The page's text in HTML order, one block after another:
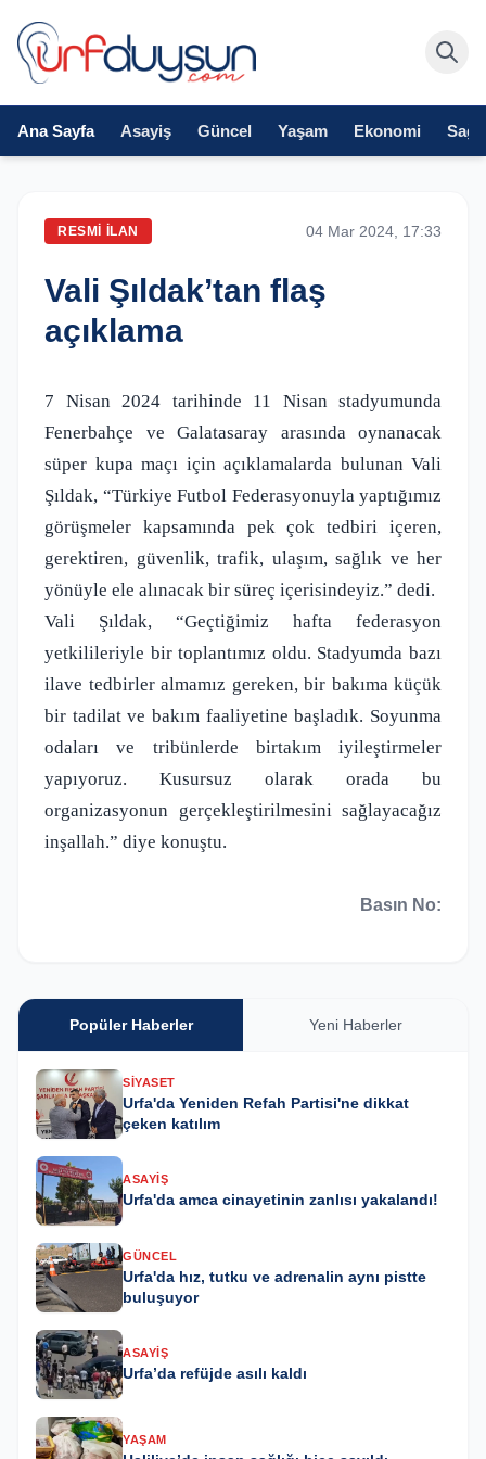
Ana Sayfa Asayiş Güncel Yaşam Ekonomi
RESMI İLAN 04 Mar 2024, 17:33
Vali Şıldak’tan flaş
açıklama
7 Nisan 2024 tarihinde 11 Nisan stadyumunda
Fenerbahçe ve Galatasaray arasında oynanacak
süper kupa maçı için açıklamalarda bulunan Vali
Şıldak, “Türkiye Futbol Federasyonuyla yaptığımız
görüşmeler kapsamında pek çok tedbiri içeren,
gerektiren, güvenlik, trafik, ulaşım, sağlık ve her
yönüyle ele alınacak bir süreç içerisindeyiz.” dedi.
Vali Şıldak, “Geçtiğimiz hafta federasyon
yetkilileriyle bir toplantımız oldu. Stadyumda bazı
ilave tedbirler almamız gereken, bir bakıma küçük
bir tadilat ve bakım faaliyetine başladık. Soyunma
odaları ve tribünlerde birtakım iyileştirmeler
yapıyoruz. Kusursuz olarak orada bu
organizasyonun gerçekleştirilmesini sağlayacağız
inşallah.” diye konuştu.
Basın No:
Popüler Haberler Yeni Haberler
SIYASET
Urfa'da Yeniden Refah Partisi'ne dikkat
çeken katılım
ASAYIŞ
Urfa'da amca cinayetinin zanlısı yakalandı!
GÜNCEL
Urfa'da hız, tutku ve adrenalin aynı pistte
buluşuyor
ASAYIŞ
Urfa’da refüjde asılı kaldı
YAŞAM